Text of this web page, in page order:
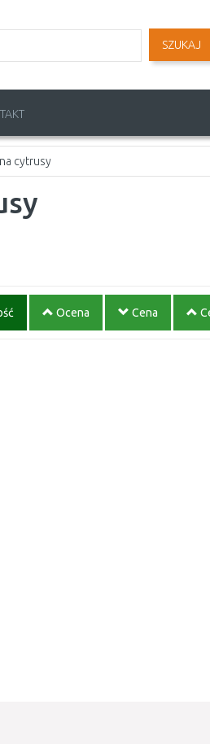
SZUKAJ
cytrusy
Ocena Cena